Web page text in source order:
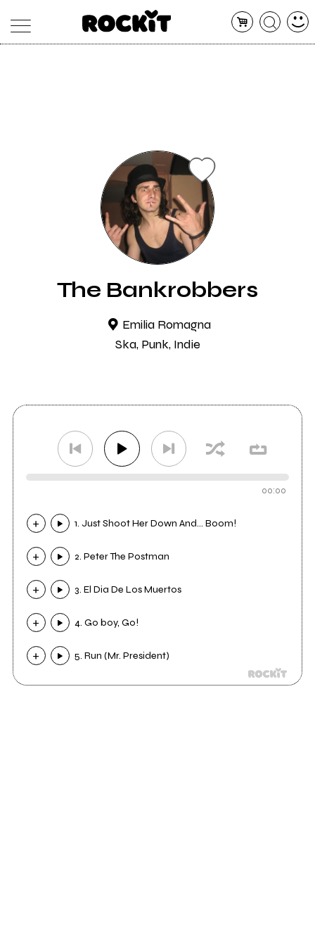
The Bankrobbers
Emilia Romagna
Ska, Punk, Indie
00:00
1. Just Shoot Her Down And... Boom!
2. Peter The Postman
3. El Dia De Los Muertos
4. Go boy, Go!
5. Run (Mr. President)